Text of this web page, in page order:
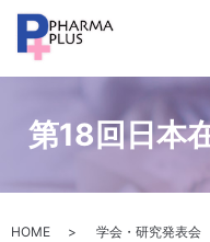
第18回日本
HOME 学会・研究発表会